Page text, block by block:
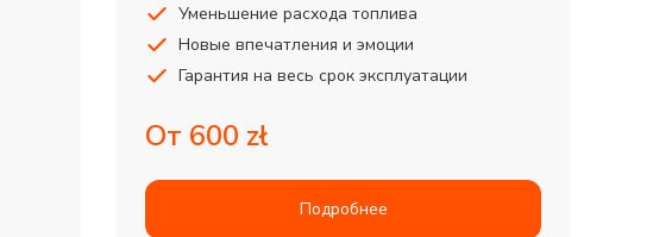
Уменьшение расхода топлива
Новые впечатления и эмоции
Гарантия на весь срок эксплуатации
От 600 zł
Подробнее